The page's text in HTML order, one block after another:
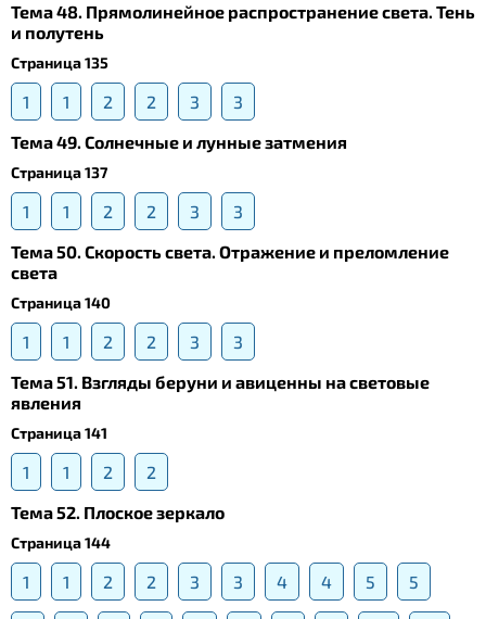
Тема 48. Прямолинейное распространение света. Тень
и полутень
Страница 135
1 1 2 2 3
3
Тема 49. Солнечные и лунные затмения
Страница 137
1 1 2 2 3
3
Тема 50. Скорость света. Отражение и преломление
света
Страница 140
1 1 2 2 3
3
Тема 51. Взгляды беруни и авиценны на световые
явления
Страница 141
1 1 2
2
Тема 52. Плоское зеркало
Страница 144
1 1 2 2 3 3 4 4 5 5